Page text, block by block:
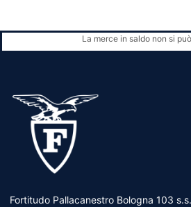
La merce in saldo non si
Fortitudo Pallacanestro Bologna 103